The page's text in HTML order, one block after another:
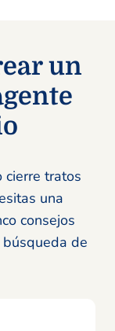
un
cierre tratos
una
consejos
de